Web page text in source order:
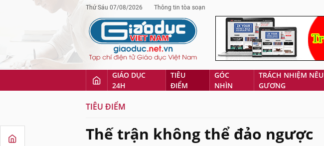
Thứ Sáu 07/08/2026 Thông tin tòa soạn
GIÁO DỤC
24H
TIÊU
ĐIỂM
GÓC
NHÌN
TRÁCH NHIỆM NÊU
GƯƠNG
TIÊU ĐIỂM
Thế trận không thể đảo ngược